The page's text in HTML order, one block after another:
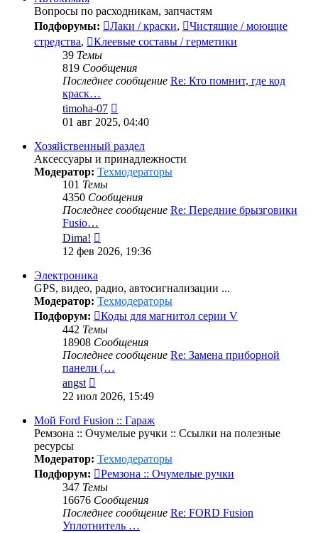
Вопросы по расходникам, запчастям
Подфорумы:
Лаки / краски,
Чистящие / моющие
стредства,
Клеевые составы / герметики
39 Темы
819 Сообщения
Последнее сообщение Re: Кто помнит, где код
краск…
timoha-07
сообщению
01 авг 2025, 04:40
Хозяйственный раздел
Аксессуары и принадлежности
Модератор: Техмодераторы
101 Темы
4350 Сообщения
Последнее сообщение Re: Передние брызговики
Fusio…
Dima!
к
12 фев 2026, 19:36
Электроника
GPS, видео, радио, автосигнализации ...
Модератор: Техмодераторы
Подфорум:
Коды для магнитол серии V
442 Темы
18908 Сообщения
Последнее сообщение Re: Замена приборной
панели (…
angst
к
сообщению
22 июл 2026, 15:49
Мой Ford Fusion :: Гараж
Ремзона :: Очумелые ручки :: Ссылки на полезные
ресурсы
Модератор: Техмодераторы
Подфорум:
Ремзона :: Очумелые ручки
347 Темы
16676 Сообщения
Последнее сообщение Re: FORD Fusion
Уплотнитель …